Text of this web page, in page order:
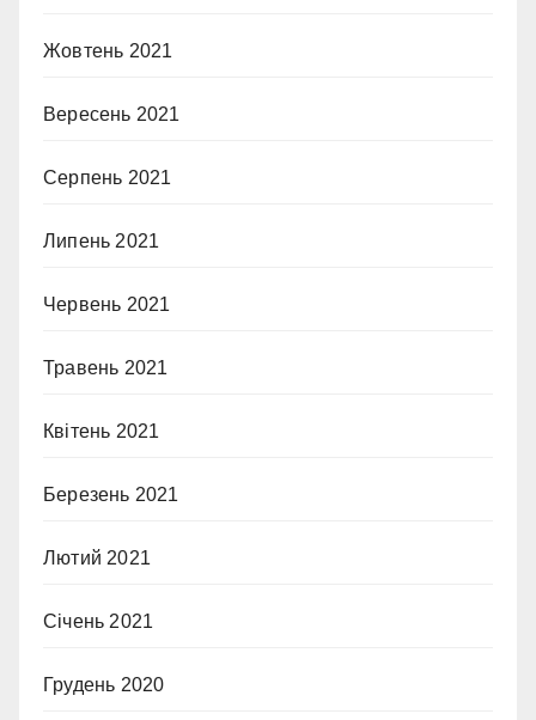
Жовтень 2021
Вересень 2021
Серпень 2021
Липень 2021
Червень 2021
Травень 2021
Квітень 2021
Березень 2021
Лютий 2021
Січень 2021
Грудень 2020